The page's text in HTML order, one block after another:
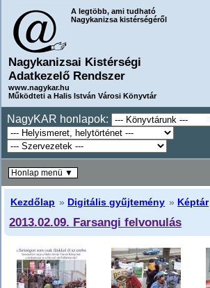
A legtöbb, ami tudható
Nagykanizsa kistérségéről
Nagykanizsai Kistérségi
Adatkezelő Rendszer
www.nagykar.hu
Működteti a Halis István Városi Könyvtár
NagyKAR honlapok:
Kezdőlap » Digitális gyűjtemény » Képtár
2013.02.09. Farsangi felvonulás
Honlap menü ▼